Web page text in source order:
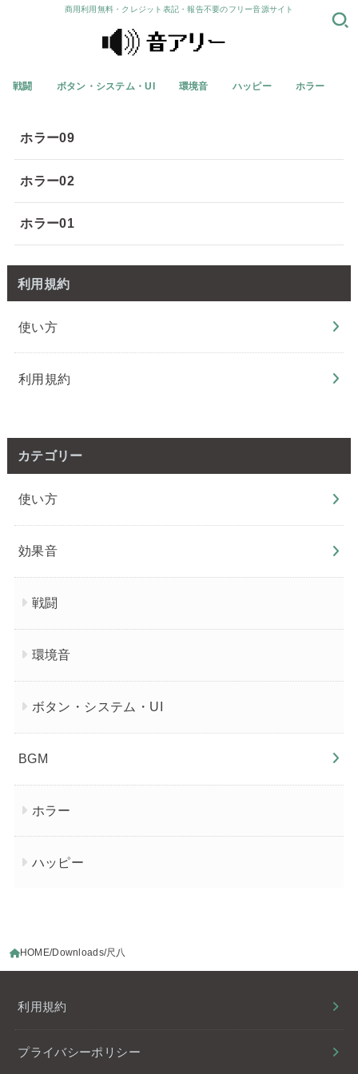
商用利用無料・クレジット表記・報告不要のフリー音源サイト
戦闘 ボタン・システム・UI 環境音 ハッピー ホラー
ホラー09
ホラー02
ホラー01
利用規約
使い方
利用規約
カテゴリー
使い方
効果音
戦闘
環境音
ボタン・システム・UI
BGM
ホラー
ハッピー
HOME Downloads 尺八
利用規約
プライバシーポリシー